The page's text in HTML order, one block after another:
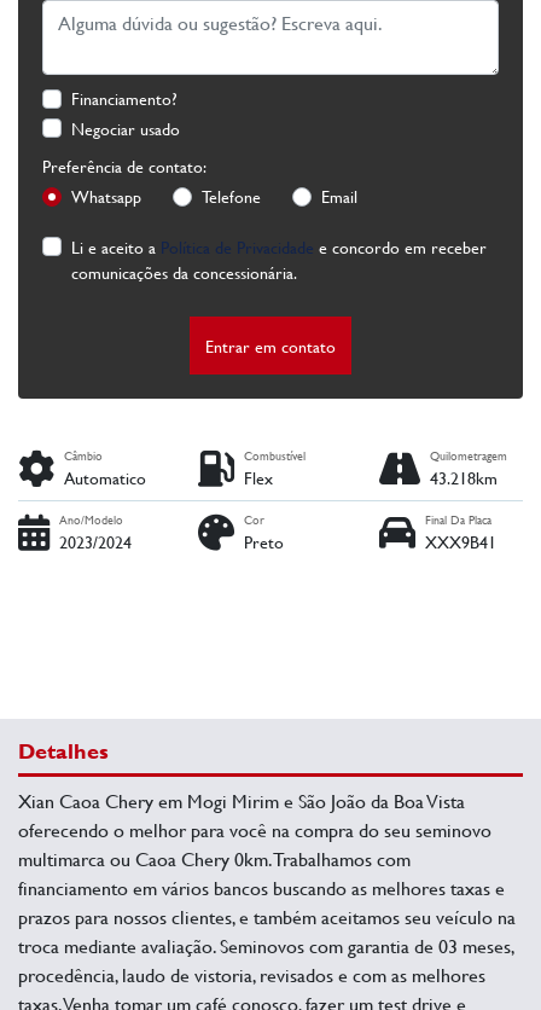
Financiamento?
Negociar usado
Preferência de contato:
Whatsapp
Telefone
Email
Li e aceito a Política de Privacidade e concordo em receber
comunicações da concessionária.
Entrar em contato
Câmbio
Automatico
Combustível
Flex
Quilometragem
43.218km
Ano/Modelo
2023/2024
Cor
Preto
Final Da Placa
XXX9B41
Detalhes
Xian Caoa Chery em Mogi Mirim e São João da Boa Vista
oferecendo o melhor para você na compra do seu seminovo
multimarca ou Caoa Chery 0km. Trabalhamos com
financiamento em vários bancos buscando as melhores taxas e
prazos para nossos clientes, e também aceitamos seu veículo na
troca mediante avaliação. Seminovos com garantia de 03 meses,
procedência, laudo de vistoria, revisados e com as melhores
taxas. Venha tomar um café conosco, fazer um test drive e